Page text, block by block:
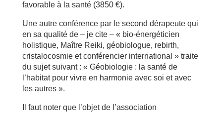
favorable à la santé (3850 €).
Une autre conférence par le second dérapeute qui
en sa qualité de – je cite – « bio-énergéticien
holistique, Maître Reiki, géobiologue, rebirth,
cristalocosmie et conférencier international » traite
du sujet suivant : « Géobiologie : la santé de
l’habitat pour vivre en harmonie avec soi et avec
les autres ».
Il faut noter que l’objet de l’association